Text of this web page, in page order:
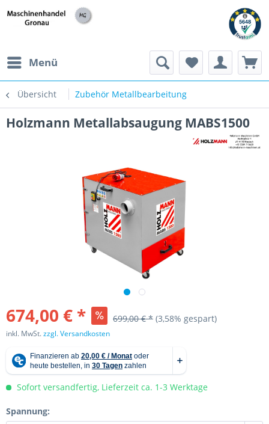
Menü
Übersicht Zubehör Metallbearbeitung
Holzmann Metallabsaugung MABS1500
674,00 € * 699,00 € * (3,58% gespart)
inkl. MwSt.zzgl. Versandkosten
Sofort versandfertig, Lieferzeit ca. 1-3 Werktage
Spannung: